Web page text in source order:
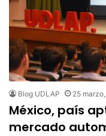
Blog UDLAP 25
México, país
mercado